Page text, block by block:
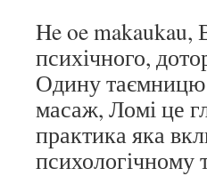
He oe makaukau,
психічного,
Одину таємницю
масаж, Ломі це
практика яка
психологічному